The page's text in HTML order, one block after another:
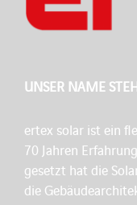
UNSER NAME
ertex solar ist ein
70 Jahren
gesetzt hat die
die